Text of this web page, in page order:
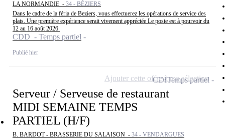
LA NORMANDIE - 34 - BÉZIERS
Dans le cadre de la féria de Beziers, vous effectuerez les opérations de service des
plats. Une première expérience serait vivement appréciée Le poste est à pourvoir du
12 au 16 août 2026.
CDD - Temps partiel
Publié hier
Serveur / Serveuse de restaurant
MIDI SEMAINE TEMPS
PARTIEL (H/F)
B. BARDOT - BRASSERIE DU SALAISON - 34 - VENDARGUES
CDITemps partiel
Ajouter cette offre à ma sélection